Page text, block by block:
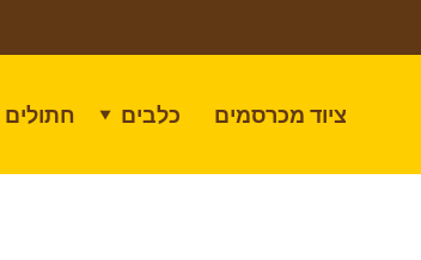
ציוד מכרסמים כלבים ▼ חתולים